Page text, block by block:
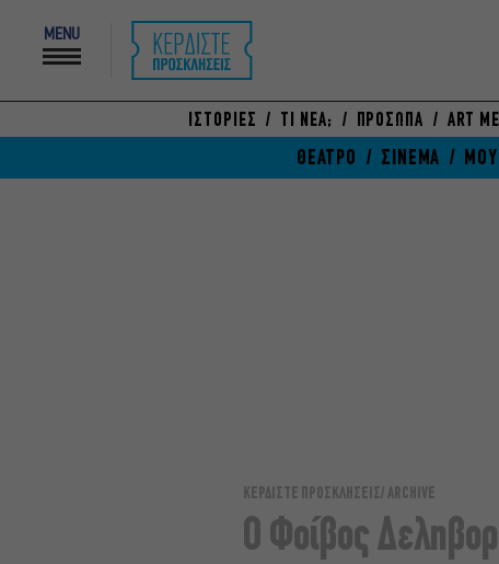
MENU
ΙΣΤΟΡΙΕΣ ΤΙ ΝΕΑ; ΠΡΟΣΩΠΑ ART
ΘΕΑΤΡΟ ΣΙΝΕΜΑ
ΚΕΡΔΙΣΤΕ ΠΡΟΣΚΛΗΣΕΙΣ ARCHIVE
Ο Φοίβος